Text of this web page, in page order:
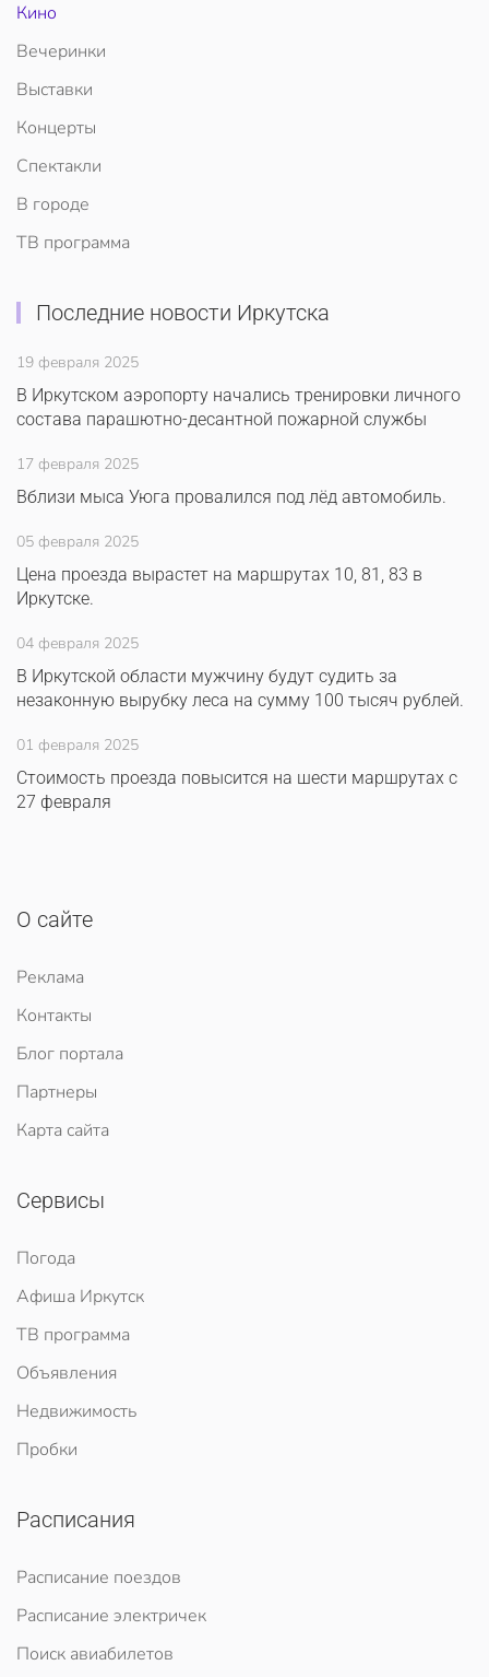
Кино
Вечеринки
Выставки
Концерты
Спектакли
В городе
ТВ программа
Последние новости Иркутска
19 февраля 2025
В Иркутском аэропорту начались тренировки личного
состава парашютно-десантной пожарной службы
17 февраля 2025
Вблизи мыса Уюга провалился под лёд автомобиль.
05 февраля 2025
Цена проезда вырастет на маршрутах 10, 81, 83 в
Иркутске.
04 февраля 2025
В Иркутской области мужчину будут судить за
незаконную вырубку леса на сумму 100 тысяч рублей.
01 февраля 2025
Стоимость проезда повысится на шести маршрутах с
27 февраля
О сайте
Реклама
Контакты
Блог портала
Партнеры
Карта сайта
Сервисы
Погода
Афиша Иркутск
ТВ программа
Объявления
Недвижимость
Пробки
Расписания
Расписание поездов
Расписание электричек
Поиск авиабилетов